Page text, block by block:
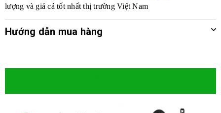
lượng và giá cả tốt nhất thị trường Việt Nam
Hướng dẫn mua hàng